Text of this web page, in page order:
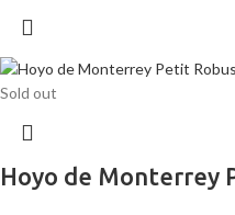
Sold out
Hoyo de Monterrey